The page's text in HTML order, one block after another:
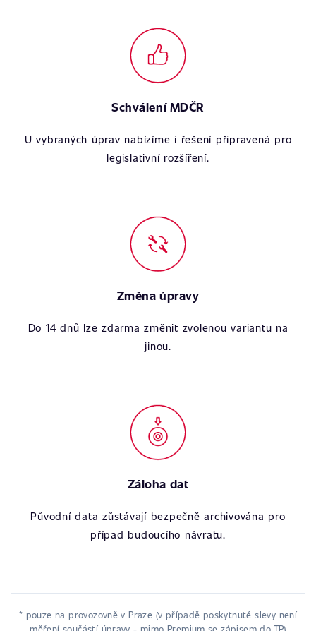
Schválení MDČR
U vybraných úprav nabízíme i řešení připravená pro
legislativní rozšíření.
Změna úpravy
Do 14 dnů lze zdarma změnit zvolenou variantu na
jinou.
Záloha dat
Původní data zůstávají bezpečně archivována pro
případ budoucího návratu.
* pouze na provozovně v Praze (v případě poskytnuté slevy není